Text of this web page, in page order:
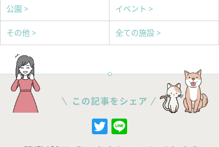
公園 > イベント >
その他 > 全ての施設 >
Twitter